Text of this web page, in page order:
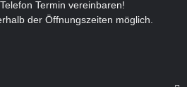
Termin vereinbaren!
der Öffnungszeiten möglich.